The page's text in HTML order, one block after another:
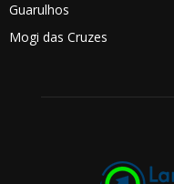
Guarulhos
Mogi das Cruzes